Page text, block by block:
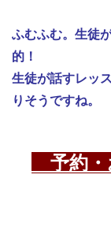
ふむふむ。生徒
的！
生徒が話すレッ
りそうですね。
予約